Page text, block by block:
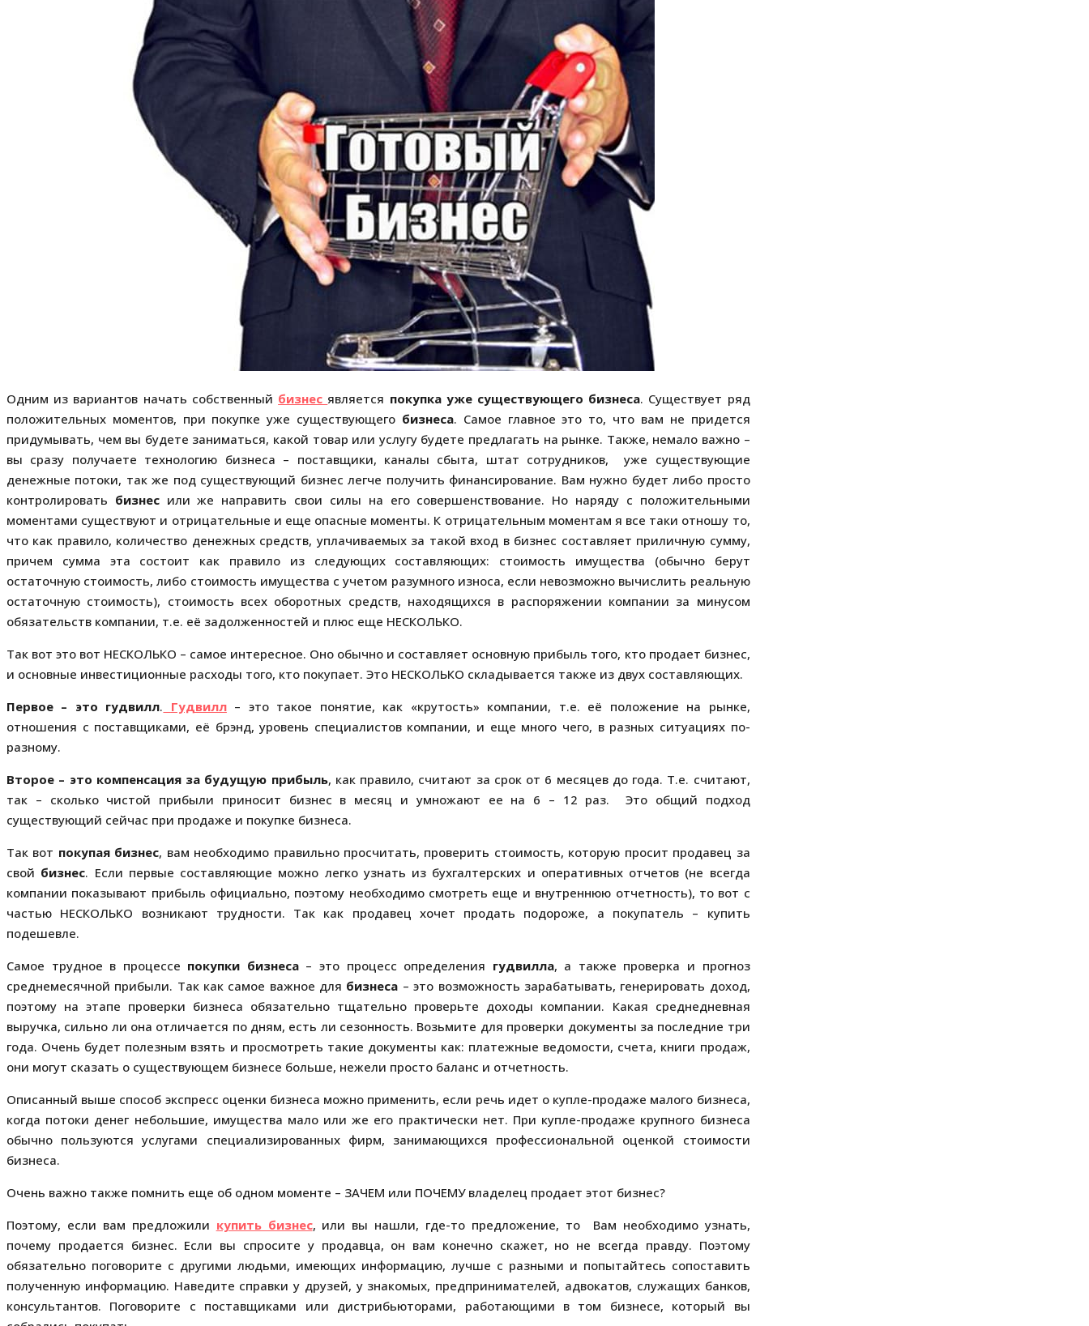
Одним из вариантов начать собственный бизнесявляется покупка уже существующего бизнеса. Существует ряд
положительных моментов, при покупке уже существующего бизнеса. Самое главное это то, что вам не придется
придумывать, чем вы будете заниматься, какой товар или услугу будете предлагать на рынке. Также, немало важно –
вы сразу получаете технологию бизнеса – поставщики, каналы сбыта, штат сотрудников, уже существующие
денежные потоки, так же под существующий бизнес легче получить финансирование. Вам нужно будет либо просто
контролировать бизнесили же направить свои силы на его совершенствование. Но наряду с положительными
моментами существуют и отрицательные и еще опасные моменты. К отрицательным моментам я все таки отношу то,
что как правило, количество денежных средств, уплачиваемых за такой вход в бизнес составляет приличную сумму,
причем сумма эта состоит как правило из следующих составляющих: стоимость имущества (обычно берут
остаточную стоимость, либо стоимость имущества с учетом разумного износа, если невозможно вычислить реальную
остаточную стоимость), стоимость всех оборотных средств, находящихся в распоряжении компании за минусом
обязательств компании, т.е. её задолженностей и плюс еще НЕСКОЛЬКО.
Так вот это вот НЕСКОЛЬКО – самое интересное. Оно обычно и составляет основную прибыль того, кто продает бизнес,
и основные инвестиционные расходы того, кто покупает. Это НЕСКОЛЬКО складывается также из двух составляющих.
Первое – это гудвилл. Гудвилл– это такое понятие, как «крутость» компании, т.е. её положение на рынке,
отношения с поставщиками, её брэнд, уровень специалистов компании, и еще много чего, в разных ситуациях по-
разному.
Второе – это компенсация за будущую прибыль, как правило, считают за срок от 6 месяцев до года. Т.е. считают,
так – сколько чистой прибыли приносит бизнес в месяц и умножают ее на 6 – 12 раз. Это общий подход
существующий сейчас при продаже и покупке бизнеса.
Так вот покупая бизнес, вам необходимо правильно просчитать, проверить стоимость, которую просит продавец за
свой бизнес. Если первые составляющие можно легко узнать из бухгалтерских и оперативных отчетов (не всегда
компании показывают прибыль официально, поэтому необходимо смотреть еще и внутреннюю отчетность), то вот с
частью НЕСКОЛЬКО возникают трудности. Так как продавец хочет продать подороже, а покупатель – купить
подешевле.
Самое трудное в процессе покупки бизнеса– это процесс определения гудвилла, а также проверка и прогноз
среднемесячной прибыли. Так как самое важное для бизнеса – это возможность зарабатывать, генерировать доход,
поэтому на этапе проверки бизнеса обязательно тщательно проверьте доходы компании. Какая среднедневная
выручка, сильно ли она отличается по дням, есть ли сезонность. Возьмите для проверки документы за последние три
года. Очень будет полезным взять и просмотреть такие документы как: платежные ведомости, счета, книги продаж,
они могут сказать о существующем бизнесе больше, нежели просто баланс и отчетность.
Описанный выше способ экспресс оценки бизнеса можно применить, если речь идет о купле-продаже малого бизнеса,
когда потоки денег небольшие, имущества мало или же его практически нет. При купле-продаже крупного бизнеса
обычно пользуются услугами специализированных фирм, занимающихся профессиональной оценкой стоимости
бизнеса.
Очень важно также помнить еще об одном моменте – ЗАЧЕМ или ПОЧЕМУ владелец продает этот бизнес?
Поэтому, если вам предложили купить бизнес, или вы нашли, где-то предложение, то Вам необходимо узнать,
почему продается бизнес. Если вы спросите у продавца, он вам конечно скажет, но не всегда правду. Поэтому
обязательно поговорите с другими людьми, имеющих информацию, лучше с разными и попытайтесь сопоставить
полученную информацию. Наведите справки у друзей, у знакомых, предпринимателей, адвокатов, служащих банков,
консультантов. Поговорите с поставщиками или дистрибьюторами, работающими в том бизнесе, который вы